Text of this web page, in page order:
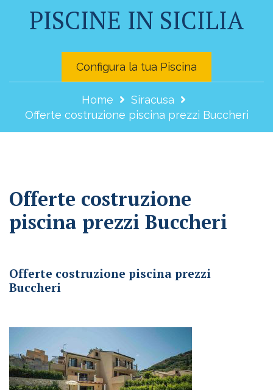
PISCINE IN SICILIA
Configura la tua Piscina
Home
Siracusa
Offerte costruzione piscina prezzi Buccheri
Offerte costruzione
piscina prezzi Buccheri
Offerte costruzione piscina prezzi
Buccheri